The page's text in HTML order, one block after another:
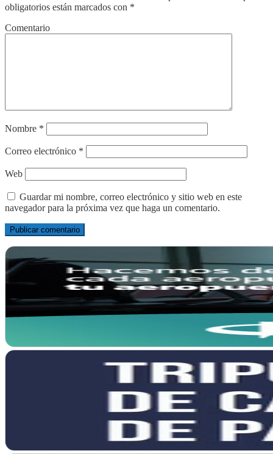
obligatorios están marcados con *
Comentario
Nombre *
Correo electrónico *
Web
Guardar mi nombre, correo electrónico y sitio web en este
navegador para la próxima vez que haga un comentario.